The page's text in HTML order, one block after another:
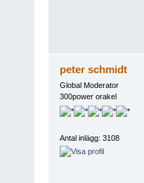
peter schmidt
Global Moderator
300power orakel
Antal inlägg: 3108